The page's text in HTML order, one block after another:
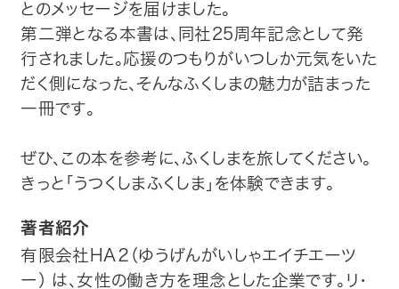
とのメッセージを届けました。
第二弾となる本書は、同社25周年記念として発
行されました。応援のつもりがいつしか元気をいた
だく側になった、そんなふくしまの魅力が詰まった
一冊です。
ぜひ、この本を参考に、ふくしまを旅してください。
きっと「うつくしまふくしま」を体験できます。
著者紹介
有限会社HA２（ゆうげんがいしゃエイチエーツ
ー） は、女性の働き方を理念とした企業です。リ・